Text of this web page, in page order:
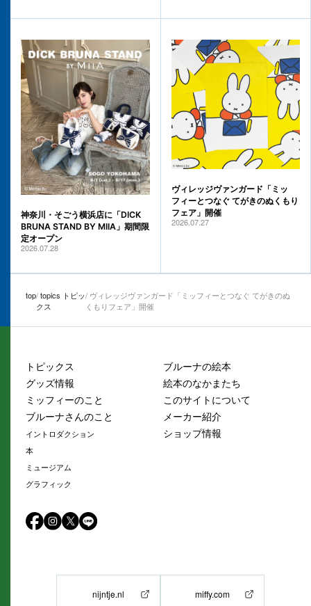
神奈川・そごう横浜店に「DICK
BRUNA STAND BY MIIA」期間限
定オープン
2026.07.28
ヴィレッジヴァンガード「ミッ
フィーとつなぐ てがきのぬくもり
フェア」開催
2026.07.27
top topics トピッ
クス
ヴィレッジヴァンガード「ミッフィーとつなぐ てがきのぬ
くもりフェア」開催
トピックス
グッズ情報
ミッフィーのこと
ブルーナさんのこと
イントロダクション
本
ミュージアム
グラフィック
ブルーナの絵本
絵本のなかまたち
このサイトについて
メーカー紹介
ショップ情報
nijntje.nl miffy.com